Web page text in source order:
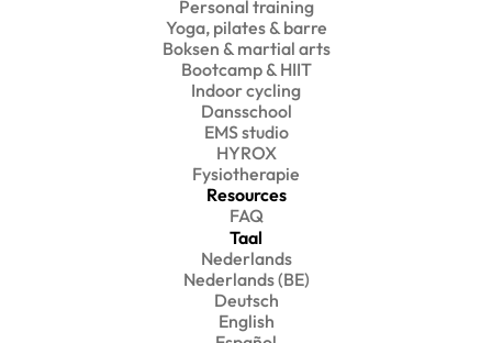
Personal training
Yoga, pilates & barre
Boksen & martial arts
Bootcamp & HIIT
Indoor cycling
Dansschool
EMS studio
HYROX
Fysiotherapie
Resources
FAQ
Taal
Nederlands
Nederlands (BE)
Deutsch
English